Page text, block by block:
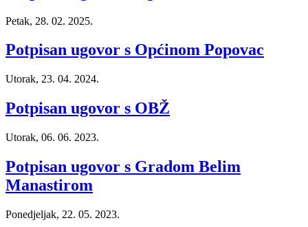
Petak, 28. 02. 2025.
Potpisan ugovor s Općinom Popovac
Utorak, 23. 04. 2024.
Potpisan ugovor s OBŽ
Utorak, 06. 06. 2023.
Potpisan ugovor s Gradom Belim
Manastirom
Ponedjeljak, 22. 05. 2023.